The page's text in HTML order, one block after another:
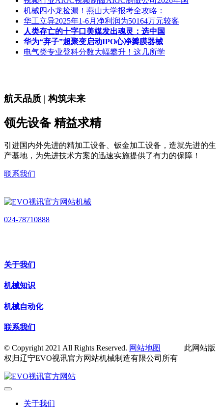
机械四小龙捡漏！燕山大学报考全攻略：
华工立异2025年1-6月净利润为50164万元较客
人类存亡的十字口美媒发出魂灵：选中国
华为“弃子”超聚变启动IPO心净瓣膜器械
电气类专业登科分数大幅攀升！这几所学
航天品质 | 构筑未来
领先设备 精益求精
引进国内外先进的精加工设备、钣金加工设备，造就先进的生
产基地，为先进技术方案的迅速实施提供了有力的保障！
联系我们
024-78710888
关于我们
机械知识
机械自动化
联系我们
© Copyright 2021 All Rights Reserved. 网站地图
此网站版
权归辽宁EVO视讯官方网站机械制造有限公司所有
关于我们